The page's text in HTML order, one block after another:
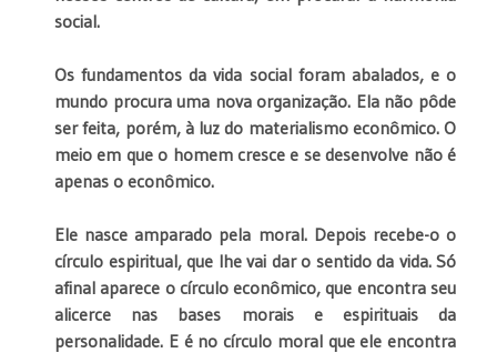
social.
Os fundamentos da vida social foram abalados, e o
mundo procura uma nova organização. Ela não pôde
ser feita, porém, à luz do materialismo econômico. O
meio em que o homem cresce e se desenvolve não é
apenas o econômico.
Ele nasce amparado pela moral. Depois recebe-o o
círculo espiritual, que lhe vai dar o sentido da vida. Só
afinal aparece o círculo econômico, que encontra seu
alicerce nas bases morais e espirituais da
personalidade. E é no círculo moral que ele encontra